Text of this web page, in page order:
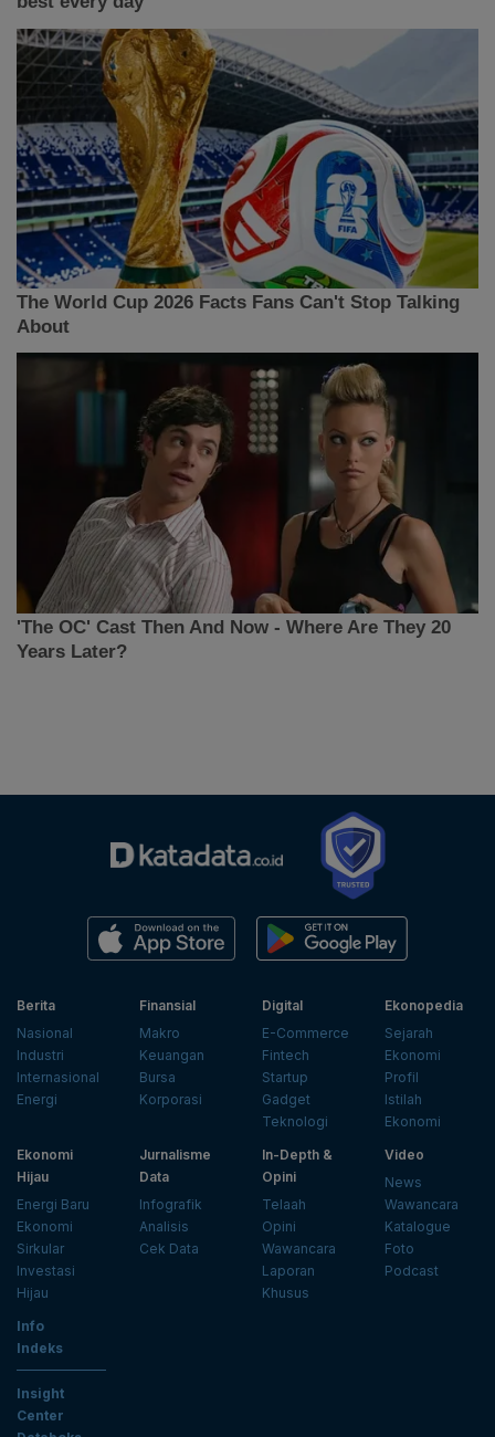
Berita
Nasional
Industri
Internasional
Energi
Finansial
Makro
Keuangan
Bursa
Korporasi
Digital
E-Commerce
Fintech
Startup
Gadget
Teknologi
Ekonopedia
Sejarah
Ekonomi
Profil
Istilah
Ekonomi
Ekonomi
Hijau
Energi Baru
Ekonomi
Sirkular
Investasi
Hijau
Jurnalisme
Data
Infografik
Analisis
Cek Data
In-Depth &
Opini
Telaah
Opini
Wawancara
Laporan
Khusus
Video
News
Wawancara
Katalogue
Foto
Podcast
Info
Indeks
Insight
Center